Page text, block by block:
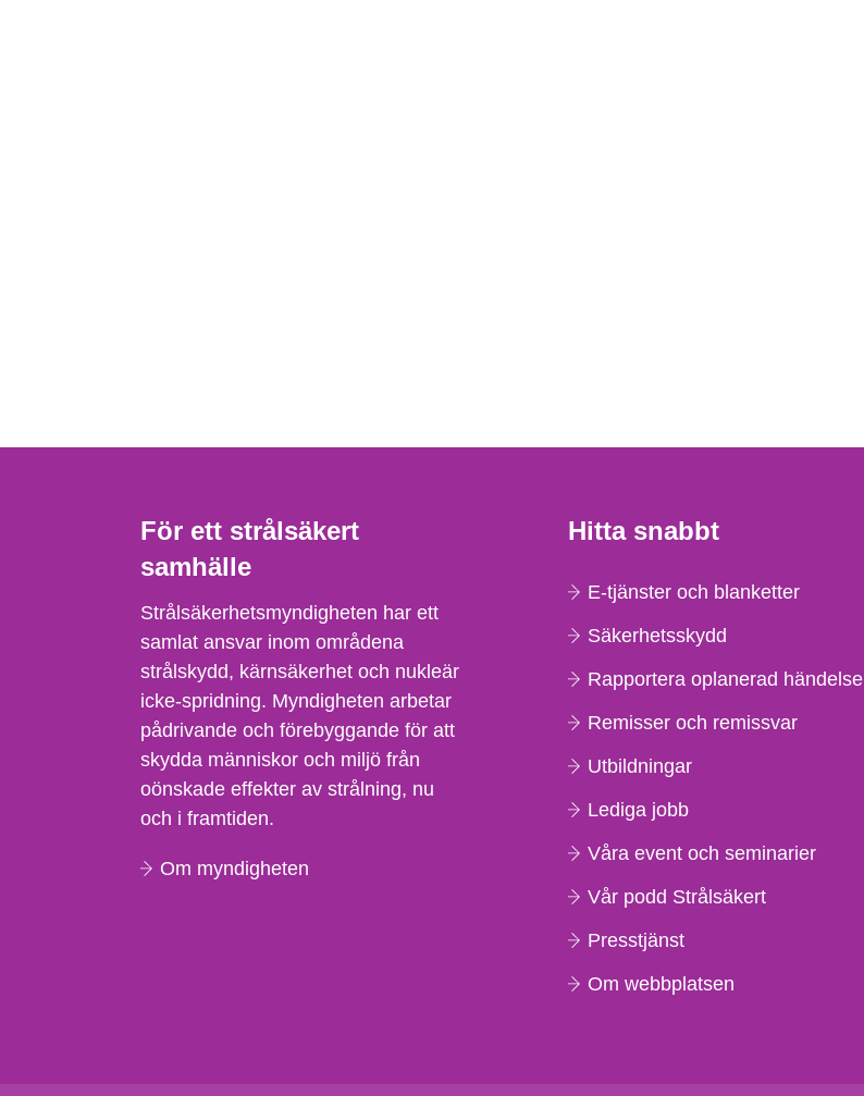
För ett strålsäkert
samhälle
Strålsäkerhetsmyndigheten har ett
samlat ansvar inom områdena
strålskydd, kärnsäkerhet och nukleär
icke-spridning. Myndigheten arbetar
pådrivande och förebyggande för att
skydda människor och miljö från
oönskade effekter av strålning, nu
och i framtiden.
Om myndigheten
Hitta snabbt
E-tjänster och blanketter
Säkerhetsskydd
Rapportera oplanerad händelse
Remisser och remissvar
Utbildningar
Lediga jobb
Våra event och seminarier
Vår podd Strålsäkert
Presstjänst
Om webbplatsen